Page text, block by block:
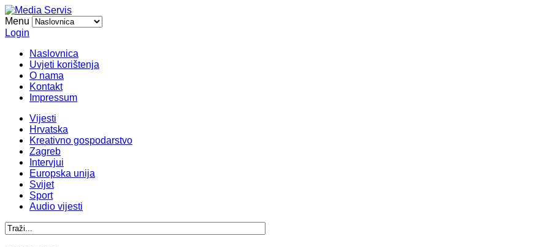
Menu
Login
Naslovnica
Uvjeti korištenja
O nama
Kontakt
Impressum
Vijesti
Hrvatska
Kreativno gospodarstvo
Zagreb
Intervjui
Europska unija
Svijet
Sport
Audio vijesti